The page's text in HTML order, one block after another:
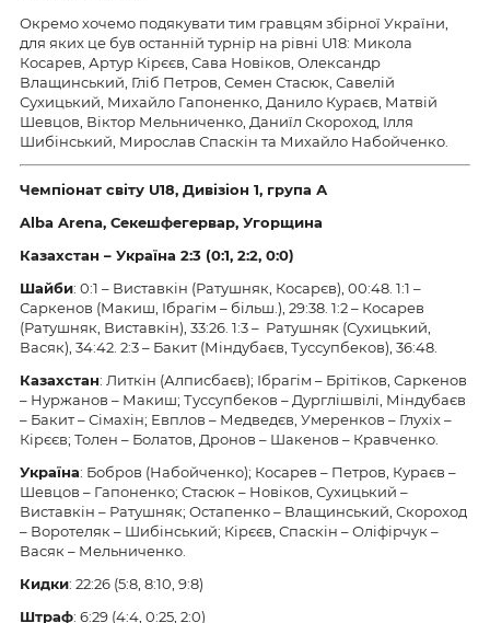
Окремо хочемо подякувати тим гравцям збірної України,
для яких це був останній турнір на рівні U18: Микола
Косарев, Артур Кірєєв, Сава Новіков, Олександр
Влащинський, Гліб Петров, Семен Стасюк, Савелій
Сухицький, Михайло Гапоненко, Данило Кураєв, Матвій
Шевцов, Віктор Мельниченко, Даниїл Скороход, Ілля
Шибінський, Мирослав Спаскін та Михайло Набойченко.
Чемпіонат світу U18, Дивізіон 1, група А
Alba Arena, Секешфегервар, Угорщина
Казахстан – Україна 2:3 (0:1, 2:2, 0:0)
Шайби: 0:1 – Виставкін (Ратушняк, Косарєв), 00:48. 1:1 –
Саркенов (Макиш, Ібрагім – більш.), 29:38. 1:2 – Косарев
(Ратушняк, Виставкін), 33:26. 1:3 – Ратушняк (Сухицький,
Васяк), 34:42. 2:3 – Бакит (Міндубаєв, Туссупбеков), 36:48.
Казахстан: Литкін (Алписбаєв); Ібрагім – Брітіков, Саркенов
– Нуржанов – Макиш; Туссупбеков – Дурглішвілі, Міндубаєв
– Бакит – Сімахін; Евплов – Медведєв, Умеренков – Глухіх –
Кірєєв; Толен – Болатов, Дронов – Шакенов – Кравченко.
Україна: Бобров (Набойченко); Косарев – Петров, Кураєв –
Шевцов – Гапоненко; Стасюк – Новіков, Сухицький –
Виставкін – Ратушняк; Остапенко – Влащинський, Скороход
– Воротеляк – Шибінський; Кірєєв, Спаскін – Оліфірчук –
Васяк – Мельниченко.
Кидки: 22:26 (5:8, 8:10, 9:8)
Штраф: 6:29 (4:4, 0:25, 2:0)